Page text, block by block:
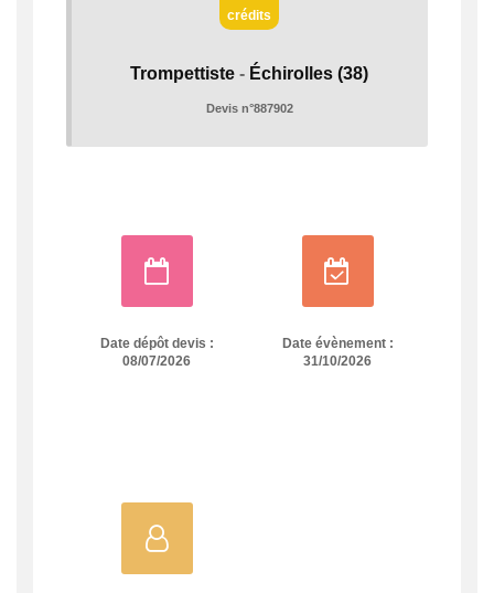
crédits
Trompettiste - Échirolles (38)
Devis n°887902
Date dépôt devis :
08/07/2026
Date évènement :
31/10/2026